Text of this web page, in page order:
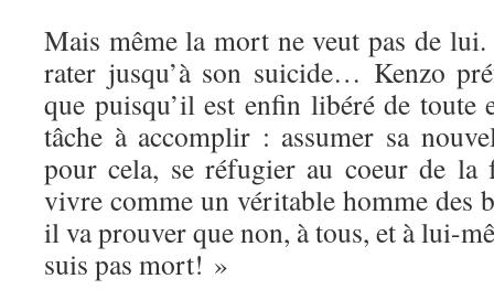
Mais même la mort ne veut pas de
rater jusqu’à son suicide… Kenzo
que puisqu’il est enfin libéré de toute
tâche à accomplir : assumer sa
pour cela, se réfugier au coeur de la
vivre comme un véritable homme des
il va prouver que non, à tous, et à lui-
suis pas mort! »